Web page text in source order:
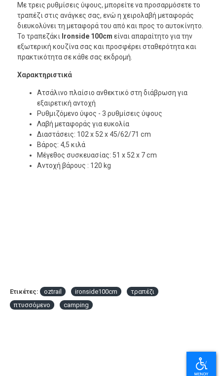
Με τρεις ρυθμίσεις ύψους, μπορείτε να προσαρμόσετε το
τραπέζι στις ανάγκες σας, ενώ η χειρολαβή μεταφοράς
διευκολύνει τη μεταφορά του από και προς το αυτοκίνητο.
Το τραπεζάκι Ironside 100cm είναι απαραίτητο για την
εξωτερική κουζίνα σας και προσφέρει σταθερότητα και
πρακτικότητα σε κάθε σας εκδρομή.
Χαρακτηριστικά
Ατσάλινο πλαίσιο ανθεκτικό στη διάβρωση για
εξαιρετική αντοχή
Ρυθμιζόμενο ύψος - 3 ρυθμίσεις ύψους
Λαβή μεταφοράς για ευκολία
Διαστάσεις: 102 x 52 x 45/62/71 cm
Βάρος: 4,5 κιλά
Μέγεθος συσκευασίας: 51 x 52 x 7 cm
Αντοχή βάρους : 120 kg
Ετικέτες: oztrail ironside100cm
τραπέζι
πτυσσόμενο
camping